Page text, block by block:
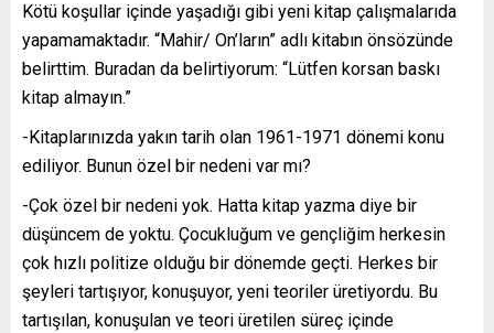
Kötü koşullar içinde yaşadığı gibi yeni kitap çalışmalarıda
yapamamaktadır. “Mahir/ On’ların” adlı kitabın önsözünde
belirttim. Buradan da belirtiyorum: “Lütfen korsan baskı
kitap almayın.”
-Kitaplarınızda yakın tarih olan 1961-1971 dönemi konu
ediliyor. Bunun özel bir nedeni var mı?
-Çok özel bir nedeni yok. Hatta kitap yazma diye bir
düşüncem de yoktu. Çocukluğum ve gençliğim herkesin
çok hızlı politize olduğu bir dönemde geçti. Herkes bir
şeyleri tartışıyor, konuşuyor, yeni teoriler üretiyordu. Bu
tartışılan, konuşulan ve teori üretilen süreç içinde